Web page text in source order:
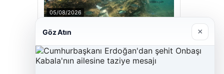
05/08/2026
Ardındaki Soru İşaretleri Çözülmeye
Göz Atın ×